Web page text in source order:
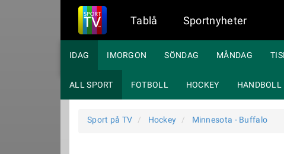
Tablå Sportnyheter
IDAG IMORGON SÖNDAG MÅNDAG
ALL SPORT FOTBOLL HOCKEY HANDBOLL
Sport på TV Hockey Minnesota - Buffalo